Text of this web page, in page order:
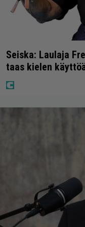
Seiska: Laulaja
taas kielen